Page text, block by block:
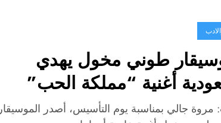
طوني مخول يهدي
أغنية “مملكة الحب”
مروة جالي بمناسبة يوم التأسيس، أصدر الموسيقار